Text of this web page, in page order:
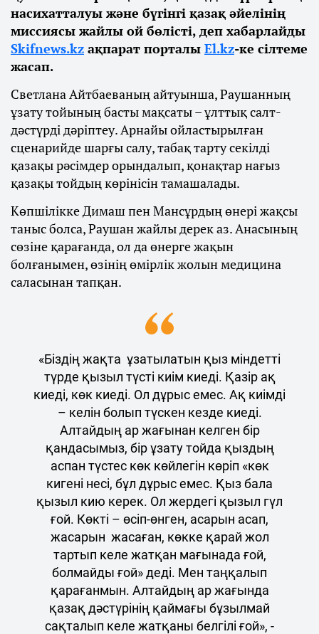
насихатталуы және бүгінгі қазақ әйелінің
миссиясы жайлы ой бөлісті, деп хабарлайды
Skifnews.kz ақпарат порталы El.kz-ке сілтеме
жасап.
Светлана Айтбаеваның айтуынша, Раушанның
ұзату тойының басты мақсаты – ұлттық салт-
дәстүрді дәріптеу. Арнайы ойластырылған
сценарийде шарғы салу, табақ тарту секілді
қазақы рәсімдер орындалып, қонақтар нағыз
қазақы тойдың көрінісін тамашалады.
Көпшілікке Димаш пен Мансұрдың өнері жақсы
таныс болса, Раушан жайлы дерек аз. Анасының
сөзіне қарағанда, ол да өнерге жақын
болғанымен, өзінің өмірлік жолын медицина
саласынан тапқан.
«Біздің жақта ұзатылатын қыз міндетті
түрде қызыл түсті киім киеді. Қазір ақ
киеді, көк киеді. Ол дұрыс емес. Ақ киімді
– келін болып түскен кезде киеді.
Алтайдың ар жағынан келген бір
қандасымыз, бір ұзату тойда қыздың
аспан түстес көк көйлегін көріп «көк
кигені несі, бұл дұрыс емес. Қыз бала
қызыл кию керек. Ол жердегі қызыл гүл
ғой. Көкті – өсіп-өнген, асарын асап,
жасарын жасаған, көкке қарай жол
тартып келе жатқан мағынада ғой,
болмайды ғой» деді. Мен таңқалып
қарағанмын. Алтайдың ар жағында
қазақ дәстүрінің қаймағы бұзылмай
сақталып келе жатқаны белгілі ғой», -